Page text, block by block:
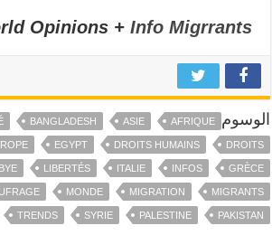
Opinions +Info Migrrants
الوسوم AFRIQUE
ASIE
BANGLADESH
DROITS
DROITS HUMAINS
EGYPT
GRÈCE
INFOS
ITALIE
LIBERTÉS
MIGRANTS
MIGRATION
MONDE
PAKISTAN
PALESTINE
SYRIE
TRENDS